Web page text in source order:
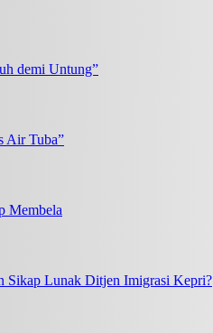
demi Untung”
Air Tuba”
Membela
Sikap Lunak Ditjen Imigrasi Kepri?